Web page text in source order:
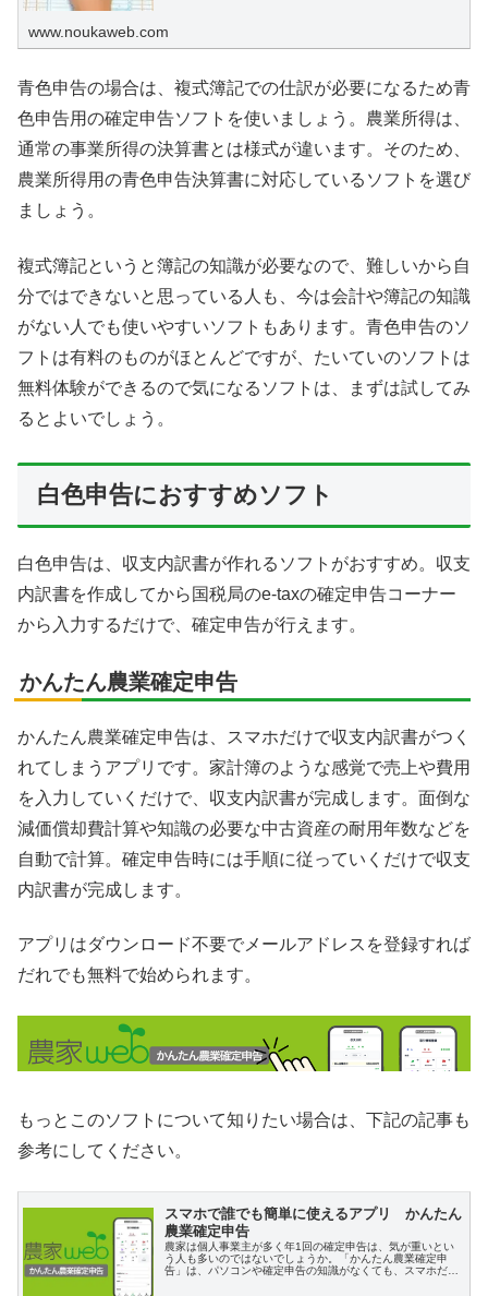
www.noukaweb.com
青色申告の場合は、複式簿記での仕訳が必要になるため青
色申告用の確定申告ソフトを使いましょう。農業所得は、
通常の事業所得の決算書とは様式が違います。そのため、
農業所得用の青色申告決算書に対応しているソフトを選び
ましょう。
複式簿記というと簿記の知識が必要なので、難しいから自
分ではできないと思っている人も、今は会計や簿記の知識
がない人でも使いやすいソフトもあります。青色申告のソ
フトは有料のものがほとんどですが、たいていのソフトは
無料体験ができるので気になるソフトは、まずは試してみ
るとよいでしょう。
白色申告におすすめソフト
白色申告は、収支内訳書が作れるソフトがおすすめ。収支
内訳書を作成してから国税局のe-taxの確定申告コーナー
から入力するだけで、確定申告が行えます。
かんたん農業確定申告
かんたん農業確定申告は、スマホだけで収支内訳書がつく
れてしまうアプリです。家計簿のような感覚で売上や費用
を入力していくだけで、収支内訳書が完成します。面倒な
減価償却費計算や知識の必要な中古資産の耐用年数などを
自動で計算。確定申告時には手順に従っていくだけで収支
内訳書が完成します。
アプリはダウンロード不要でメールアドレスを登録すれば
だれでも無料で始められます。
もっとこのソフトについて知りたい場合は、下記の記事も
参考にしてください。
スマホで誰でも簡単に使えるアプリ かんたん
農業確定申告
農家は個人事業主が多く年1回の確定申告は、気が重いとい
う人も多いのではないでしょうか。「かんたん農業確定申
告」は、パソコンや確定申告の知識がなくても、スマホだけ